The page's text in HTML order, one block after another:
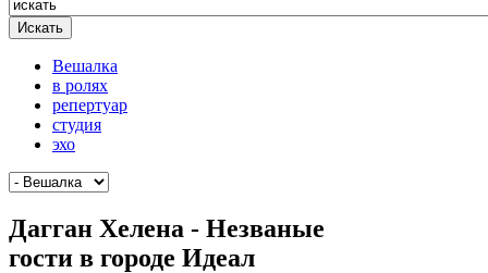
Вешалка
в ролях
репертуар
студия
эхо
Дагган Хелена - Незваные
гости в городе Идеал